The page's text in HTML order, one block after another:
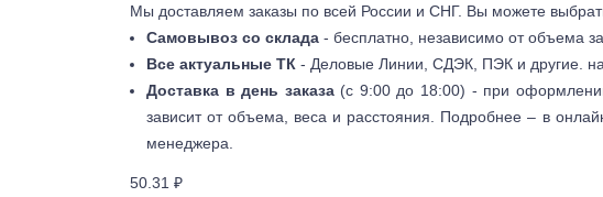
Мы доставляем заказы по всей России и СНГ. Вы можете
Самовывоз со склада - бесплатно, независимо от объема
Все актуальные ТК - Деловые Линии, СДЭК, ПЭК и другие.
Доставка в день заказа(с 9:00 до 18:00) - при
зависит от объема, веса и расстояния. Подробнее – в
менеджера.
50.31 ₽